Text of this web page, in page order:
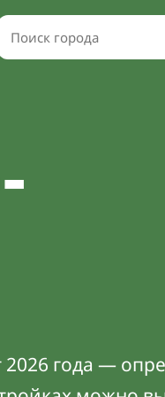
года —